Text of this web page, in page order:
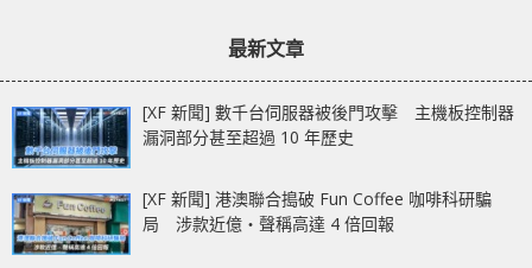
最新文章
[XF 新聞] 數千台伺服器被後門攻擊 主機板控制器
漏洞部分甚至超過 10 年歷史
[XF 新聞] 港澳聯合搗破 Fun Coffee 咖啡科研騙
局 涉款近億‧聲稱高達 4 倍回報